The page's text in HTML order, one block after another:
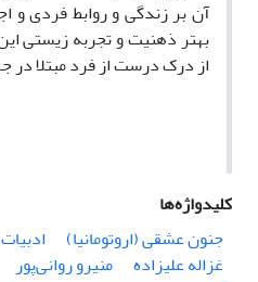
آن بر زندگی و روابط فردی و
بهتر ذهنیت و تجربه زیستی
از درک درست از فرد مبتلا در
کلیدواژه‌ها
جنون عشقی (اروتومانیا)
غزاله علیزاده
منیرو روانی‌پور